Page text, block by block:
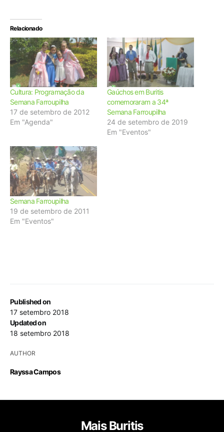
Published on
17 setembro 2018
Updated on
18 setembro 2018
AUTHOR
Rayssa Campos
Relacionado
Cultura: Programação da
Semana Farroupilha
17 de setembro de 2012
Em "Agenda"
Gaúchos em Buritis
comemoraram a 34ª
Semana Farroupilha
24 de setembro de 2019
Em "Eventos"
Semana Farroupilha
19 de setembro de 2011
Em "Eventos"
Mais Buritis